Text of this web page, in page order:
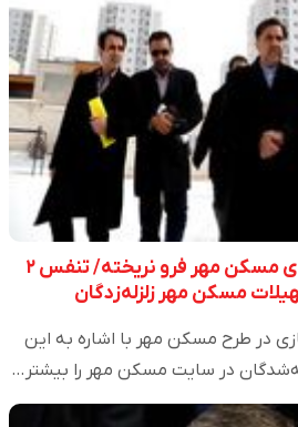
سقف هیچیک از بلوک‌های مسکن مهر فرو نریخته/ تنفس ۲
مسکن مهر زلزله‌زدگان
در طرح مسکن مهر با اشاره به این
در سایت مسکن مهر را بیشتر…